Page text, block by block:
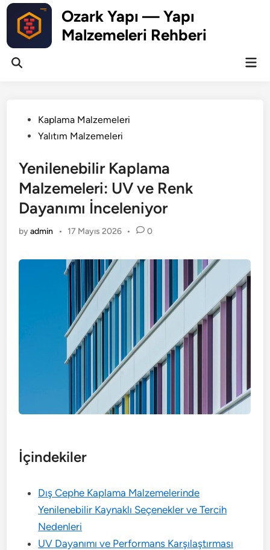
Skip
content
Ozark Yapı — Yapı
Malzemeleri Rehberi
Open
PostedKaplama Malzemeleri
Yalıtım Malzemeleri
Yenilenebilir Kaplama
Malzemeleri: UV ve Renk
Dayanımı İnceleniyor
byadmin • 17 Mayıs 2026 • 0
İçindekiler
Dış Cephe Kaplama Malzemelerinde
Yenilenebilir Kaynaklı Seçenekler ve Tercih
Nedenleri
UV Dayanımı ve Performans Karşılaştırması